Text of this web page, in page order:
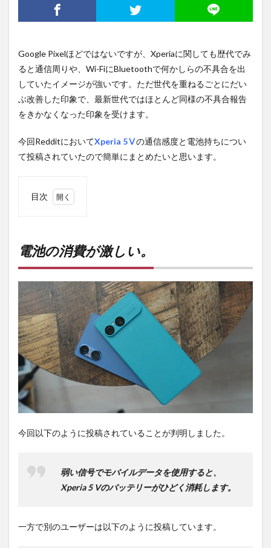
Google Pixelほどではないですが、Xperiaに関しても歴代でみ
ると通信周りや、Wi-FiにBluetoothで何かしらの不具合を出
していたイメージが強いです。ただ世代を重ねるごとにだい
ぶ改善した印象で、最新世代ではほとんど同様の不具合報告
をきかなくなった印象を受けます。
今回RedditにおいてXperia 5Ⅴの通信感度と電池持ちについ
て投稿されていたので簡単にまとめたいと思います。
目次
費が
激し
い。
PR)
購入
は待
ち時
間不
要の
オン
ライ
ンシ
プが
す
め！
電池の消費が激しい。
今回以下のように投稿されていることが判明しました。
弱い信号でモバイルデータを使用すると、
Xperia 5 Vのバッテリーがひどく消耗します。
一方で別のユーザーは以下のように投稿しています。